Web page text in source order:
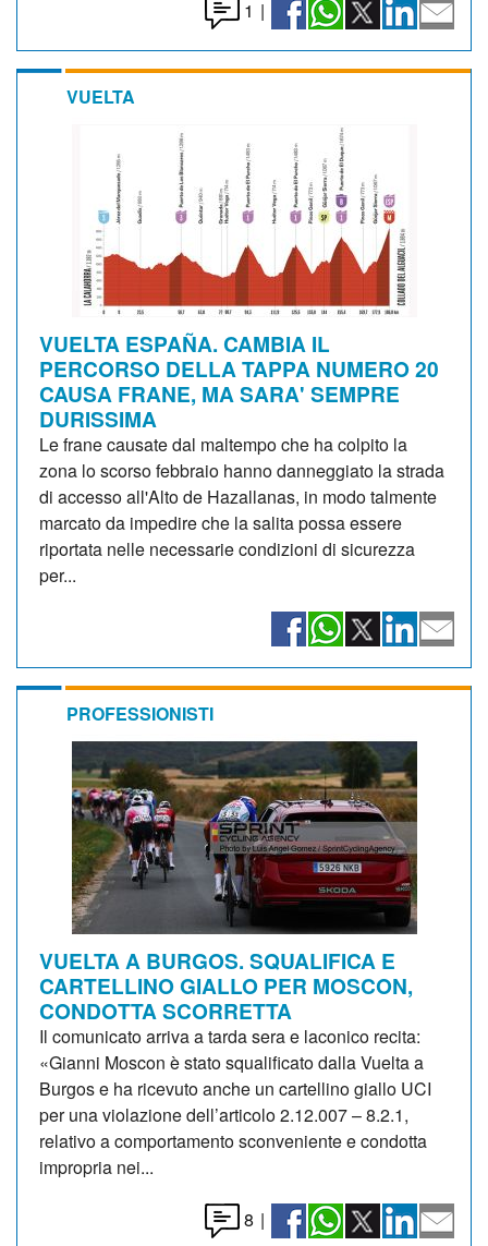
1 |
VUELTA
VUELTA ESPAÑA. CAMBIA IL
PERCORSO DELLA TAPPA NUMERO 20
CAUSA FRANE, MA SARA' SEMPRE
DURISSIMA
Le frane causate dal maltempo che ha colpito la
zona lo scorso febbraio hanno danneggiato la strada
di accesso all'Alto de Hazallanas, in modo talmente
marcato da impedire che la salita possa essere
riportata nelle necessarie condizioni di sicurezza
per...
PROFESSIONISTI
VUELTA A BURGOS. SQUALIFICA E
CARTELLINO GIALLO PER MOSCON,
CONDOTTA SCORRETTA
Il comunicato arriva a tarda sera e laconico recita:
«Gianni Moscon è stato squalificato dalla Vuelta a
Burgos e ha ricevuto anche un cartellino giallo UCI
per una violazione dell’articolo 2.12.007 – 8.2.1,
relativo a comportamento sconveniente e condotta
impropria nei...
8 |